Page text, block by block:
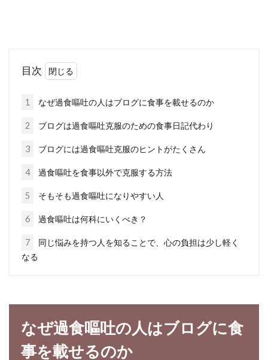
係があるの・・？？
食生活改善にサプリをプラス！サプ
痩せたい、高血圧が気になる、コレステロール
は、どんなことを...
フリーマーガリンの必要性
戦後30年を過ぎたころ、特に、和食から洋食へ
目次
1 なぜ過食嘔吐の人はブログに食事を載せるのか
2 ブログは過食嘔吐克服のための食事日記代わり
3 ブログには過食嘔吐克服のヒントがたくさん
4 過食嘔吐を食事以外で克服する方法
5 そもそも過食嘔吐になりやすい人
6 過食嘔吐は何科にいくべき？
7
同じ悩みを持つ人を知ることで、心の負担は少し軽く
なる
なぜ過食嘔吐の人はブログに食
事を載せるのか